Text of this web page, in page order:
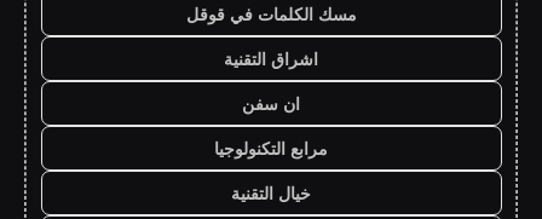
مسك الكلمات في قوقل
اشراق التقنية
ان سفن
مرابع التكنولوجيا
خيال التقنية